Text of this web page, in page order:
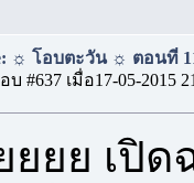
☼ โอบตะวัน ☼ ตอนที่ 11
บ #637 เมื่อ17-05-2015
ยยย เปิด